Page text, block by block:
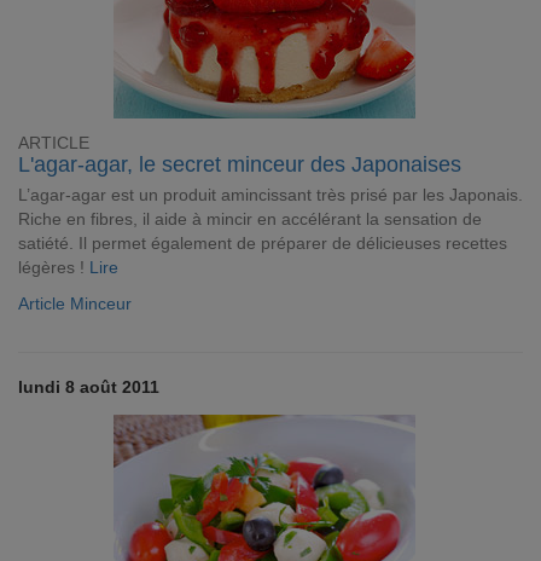
ARTICLE
L'agar-agar, le secret minceur des Japonaises
L’agar-agar est un produit amincissant très prisé par les Japonais.
Riche en fibres, il aide à mincir en accélérant la sensation de
satiété. Il permet également de préparer de délicieuses recettes
légères ! Lire
Article Minceur
lundi 8 août 2011